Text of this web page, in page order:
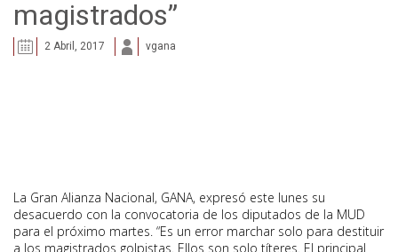
magistrados”
2 Abril, 2017 vgana
La Gran Alianza Nacional, GANA, expresó este lunes su
desacuerdo con la convocatoria de los diputados de la MUD
para el próximo martes. “Es un error marchar solo para destituir
a los magistrados golpistas. Ellos son solo títeres. El principal